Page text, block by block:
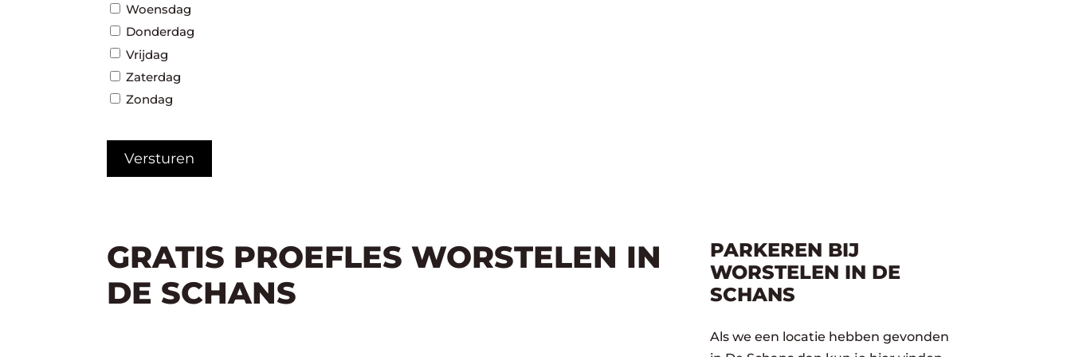
Woensdag
Donderdag
Vrijdag
Zaterdag
Zondag
GRATIS PROEFLES WORSTELEN IN
DE SCHANS
PARKEREN BIJ
WORSTELEN IN DE
SCHANS
Als we een locatie hebben gevonden